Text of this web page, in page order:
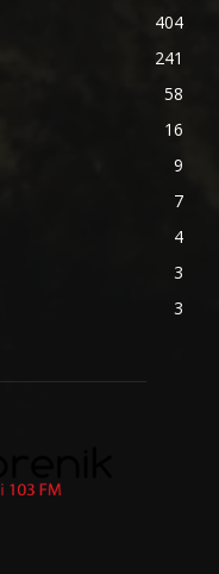
404
241
58
16
9
7
4
3
3